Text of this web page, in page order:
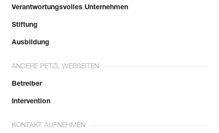
Mehr erfahren
Verantwortungsvolles Unternehmen
Stiftung
Ausbildung
ANDERE PETZL WEBSEITEN
Betreiber
Intervention
KONTAKT AUFNEHMEN